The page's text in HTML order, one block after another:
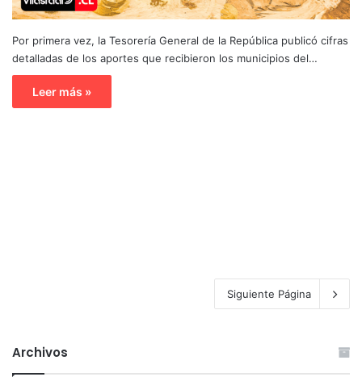
Por primera vez, la Tesorería General de la República publicó cifras
detalladas de los aportes que recibieron los municipios del…
Leer más »
Siguiente Página
Archivos